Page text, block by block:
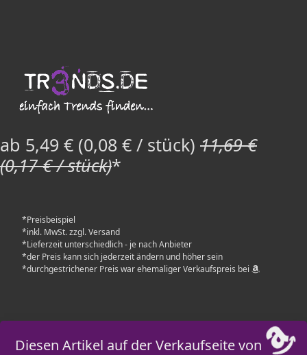
ab 5,49 € (0,08 € / stück) 11,69 €
(0,17 € / stück)*
*Preisbeispiel
*inkl. MwSt. zzgl. Versand
*Lieferzeit unterschiedlich - je nach Anbieter
*der Preis kann sich jederzeit ändern und höher sein
*durchgestrichener Preis war ehemaliger Verkaufspreis bei
Diesen Artikel auf der Verkaufseite von